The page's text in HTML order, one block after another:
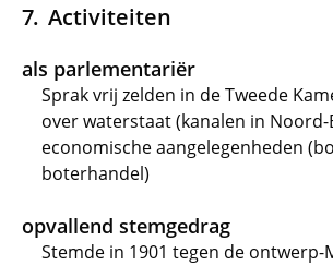
Activiteiten
als parlementariër
Sprak vrij zelden in de Tweede
over waterstaat (kanalen in
economische aangelegenheden
boterhandel)
opvallend stemgedrag
Stemde in 1901 tegen de ontwerp-